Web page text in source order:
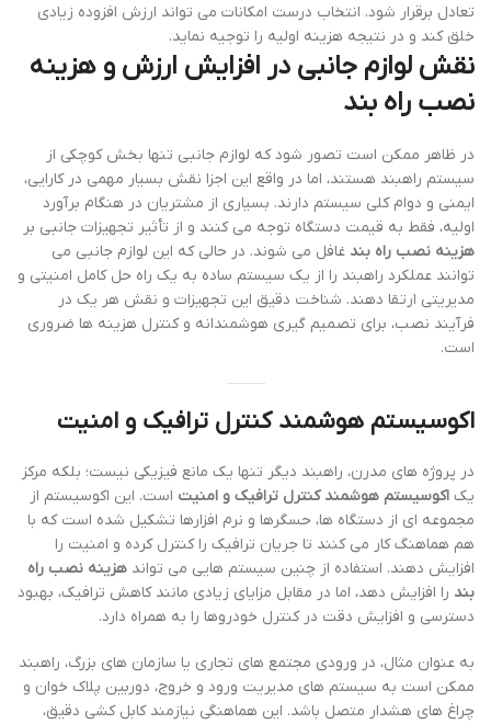
تعادل برقرار شود. انتخاب درست امکانات می تواند ارزش افزوده زیادی
خلق کند و در نتیجه هزینه اولیه را توجیه نماید.
نقش لوازم جانبی در افزایش ارزش و هزینه
نصب راه بند
در ظاهر ممکن است تصور شود که لوازم جانبی تنها بخش کوچکی از
سیستم راهبند هستند، اما در واقع این اجزا نقش بسیار مهمی در کارایی،
ایمنی و دوام کلی سیستم دارند. بسیاری از مشتریان در هنگام برآورد
اولیه، فقط به قیمت دستگاه توجه می کنند و از تأثیر تجهیزات جانبی بر
هزینه نصب راه بند غافل می شوند. در حالی که این لوازم جانبی می
توانند عملکرد راهبند را از یک سیستم ساده به یک راه حل کامل امنیتی و
مدیریتی ارتقا دهند. شناخت دقیق این تجهیزات و نقش هر یک در
فرآیند نصب، برای تصمیم گیری هوشمندانه و کنترل هزینه ها ضروری
است.
اکوسیستم هوشمند کنترل ترافیک و امنیت
در پروژه های مدرن، راهبند دیگر تنها یک مانع فیزیکی نیست؛ بلکه مرکز
یک اکوسیستم هوشمند کنترل ترافیک و امنیت است. این اکوسیستم از
مجموعه ای از دستگاه ها، حسگرها و نرم افزارها تشکیل شده است که با
هم هماهنگ کار می کنند تا جریان ترافیک را کنترل کرده و امنیت را
افزایش دهند. استفاده از چنین سیستم هایی می تواند هزینه نصب راه
بند را افزایش دهد، اما در مقابل مزایای زیادی مانند کاهش ترافیک، بهبود
دسترسی و افزایش دقت در کنترل خودروها را به همراه دارد.
به عنوان مثال، در ورودی مجتمع های تجاری یا سازمان های بزرگ، راهبند
ممکن است به سیستم های مدیریت ورود و خروج، دوربین پلاک خوان و
چراغ های هشدار متصل باشد. این هماهنگی نیازمند کابل کشی دقیق،